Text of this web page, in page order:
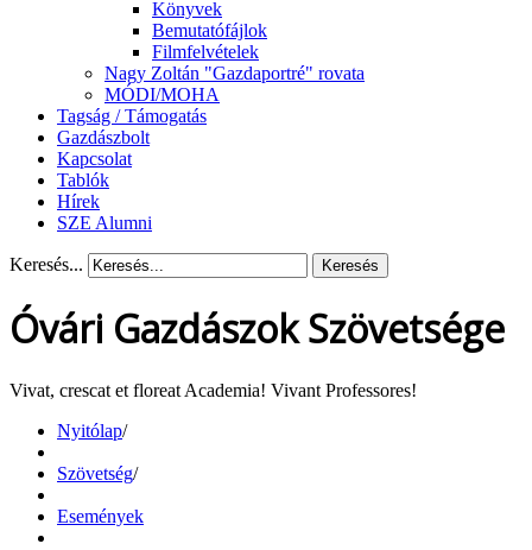
Könyvek
Bemutatófájlok
Filmfelvételek
Nagy Zoltán "Gazdaportré" rovata
MÓDI/MOHA
Tagság / Támogatás
Gazdászbolt
Kapcsolat
Tablók
Hírek
SZE Alumni
Keresés... Keresés
Óvári Gazdászok Szövetsége
Vivat, crescat et floreat Academia! Vivant Professores!
Nyitólap/
Szövetség/
Események